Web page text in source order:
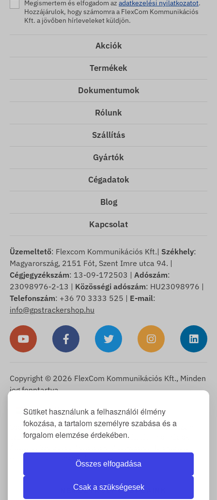
Sütiket használunk a felhasználói élmény
fokozása, a tartalom személyre szabása és a
forgalom elemzése érdekében.
Összes elfogadása
Csak a szükségesek
Megismertem és elfogadom az adatkezelési nyilatkozatot.
Hozzájárulok, hogy számomra a FlexCom Kommunikációs
Kft. a jövőben hírleveleket küldjön.
Akciók
Termékek
Dokumentumok
Rólunk
Szállítás
Gyártók
Cégadatok
Blog
Kapcsolat
Üzemeltető: Flexcom Kommunikációs Kft.| Székhely:
Magyarország, 2151 Fót, Szent Imre utca 94. |
Cégjegyzékszám: 13-09-172503 | Adószám:
23098976-2-13 | Közösségi adószám: HU23098976 |
Telefonszám: +36 70 3333 525 | E-mail:
info@gpstrackershop.hu
Copyright © 2026 FlexCom Kommunikációs Kft., Minden
jog fenntartva.
Magyar ▼
Cookie Tájékoztató-Visszaküldési szabályzat-Impresszum
Szavatosság és jótállás-Elállási jog-Szállítási információk
Garanciális ügyintézés-
NEMZETKÖZI OLDALAINK